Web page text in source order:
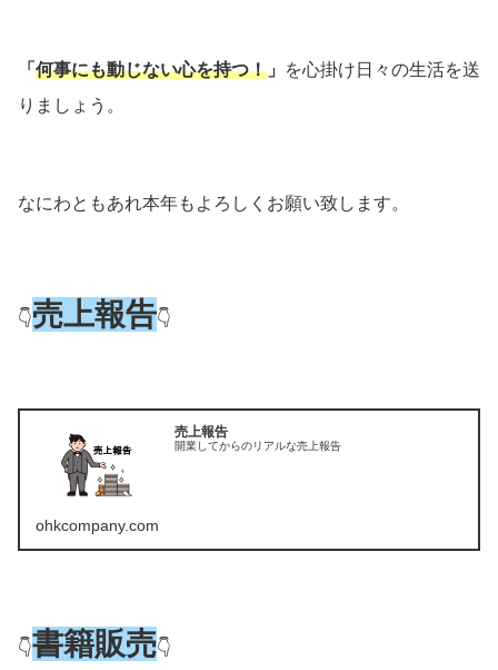
「 何事にも動じない心を持つ！ 」
を心掛け日々の生活を送
りましょう。
なにわともあれ本年もよろしくお願い致します。
👇売上報告👇
売上報告
開業してからのリアルな売上報告
ohkcompany.com
👇書籍販売👇